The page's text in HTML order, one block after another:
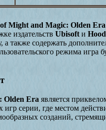
Might and Magic: Olden Era
издательств Ubisoft и
а также содержать
режима игра
Olden Era является
игр серии, где местом
созданий,